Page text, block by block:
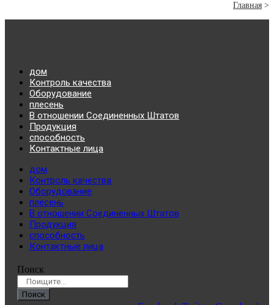
Главная >
дом
Контроль качества
Оборудование
плесень
В отношении Соединенных Штатов
Продукция
способность
Контактные лица
дом
Контроль качества
Оборудование
плесень
В отношении Соединенных Штатов
Продукция
способность
Контактные лица
Поиск
Поиск